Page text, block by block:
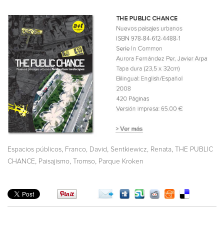
Espacios públicos Franco, David Sentkiewicz, Renata THE PUBLIC
CHANCE
Paisajismo Tromso Parque Kroken